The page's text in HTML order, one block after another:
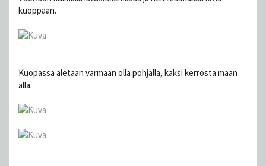
kuoppaan.
Kuopassa aletaan varmaan olla pohjalla, kaksi kerrosta maan
alla.